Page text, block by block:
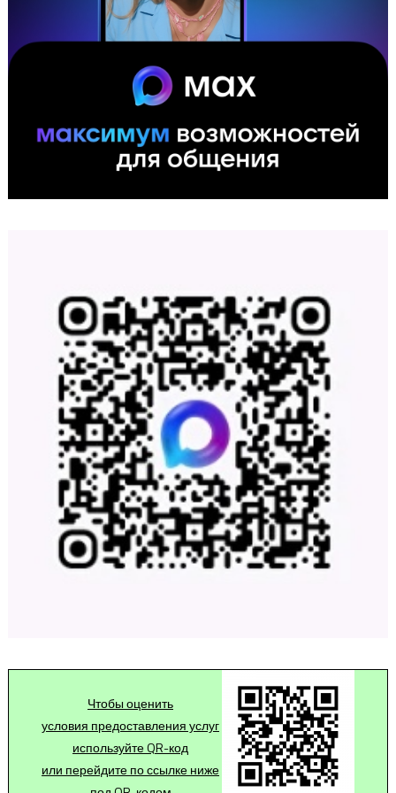
Чтобы оценить
условия предоставления услуг
используйте QR-код
или перейдите по ссылке ниже